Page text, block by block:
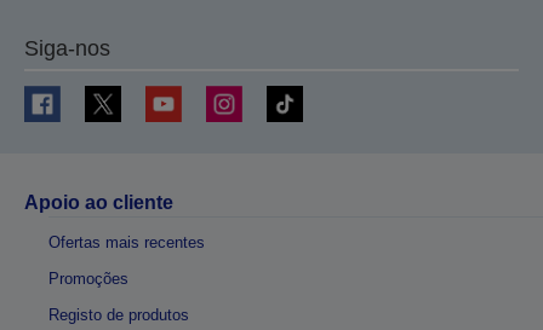
Siga-nos
Apoio ao cliente
Ofertas mais recentes
Promoções
Registo de produtos